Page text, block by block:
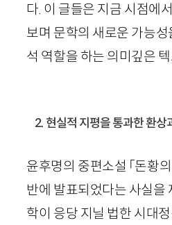
다. 이 글들은 지금 시점에서
보며 문학의 새로운 가능
석 역할을 하는 의미깊은
2. 현실적 지평을 통과한 환상
윤후명의 중편소설 「돈황의
반에 발표되었다는 사실을
학이 응당 지닐 법한 시대